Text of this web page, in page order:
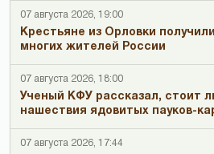
07 августа 2026, 19:00
Крестьяне из Орловки
многих жителей России
07 августа 2026, 18:00
Ученый КФУ рассказал, стоит
нашествия ядовитых пауков-
07 августа 2026, 17:44